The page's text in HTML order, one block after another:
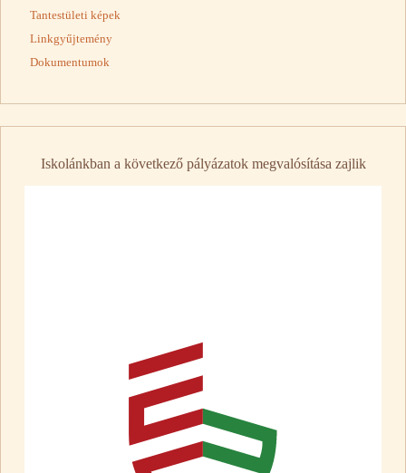
Tantestületi képek
Linkgyűjtemény
Dokumentumok
Iskolánkban a következő pályázatok megvalósítása zajlik